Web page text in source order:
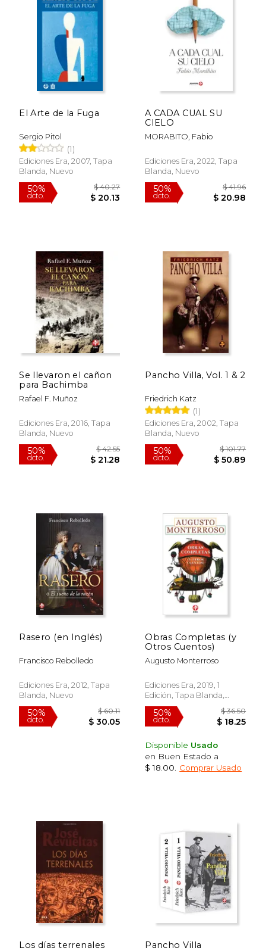
El Arte de la Fuga
Sergio Pitol
(1)
Ediciones Era, 2007, Tapa
Blanda, Nuevo
50%
A CADA CUAL SU
CIELO
MORABITO, Fabio
Ediciones Era, 2022, Tapa
Blanda, Nuevo
50%
dcto.
Se llevaron el cañon
para Bachimba
Rafael F. Muñoz
Ediciones Era, 2016, Tapa
Blanda, Nuevo
$ 21.28
Pancho Villa, Vol. 1 & 2
Friedrich Katz
(1)
Ediciones Era, 2002, Tapa
Blanda, Nuevo
$
Rasero (en Inglés)
Francisco Rebolledo
Ediciones Era, 2012, Tapa
Blanda, Nuevo
Obras Completas (y
Otros Cuentos)
Augusto Monterroso
Ediciones Era, 2019, 1
Edición, Tapa Blanda,
Nuevo
Disponible Usado
en Buen Estado a
$ 18.00
Comprar Usado
Los días terrenales Pancho Villa